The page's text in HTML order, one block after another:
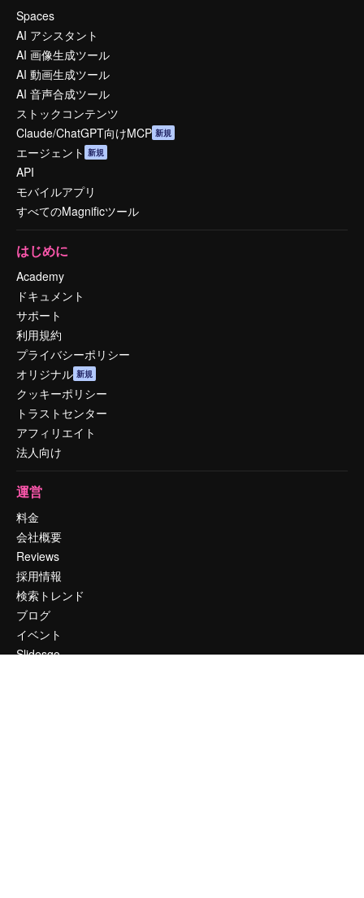
Spaces
AI アシスタント
AI 画像生成ツール
AI 動画生成ツール
AI 音声合成ツール
ストックコンテンツ
Claude/ChatGPT向けMCP 新規
エージェント 新規
API
モバイルアプリ
すべてのMagnificツール
はじめに
Academy
ドキュメント
サポート
利用規約
プライバシーポリシー
オリジナル 新規
クッキーポリシー
トラストセンター
アフィリエイト
法人向け
運営
料金
会社概要
Reviews
採用情報
検索トレンド
ブログ
イベント
Slidesgo